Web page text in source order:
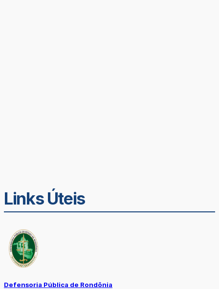
Links Úteis
Defensoria Pública de Rondônia